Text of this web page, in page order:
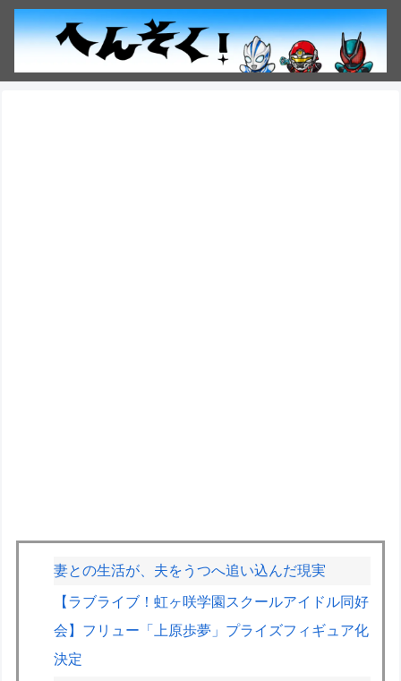
妻との生活が、夫をうつへ追い込んだ現実
【ラブライブ！虹ヶ咲学園スクールアイドル同好
会】フリュー「上原歩夢」プライズフィギュア化
決定